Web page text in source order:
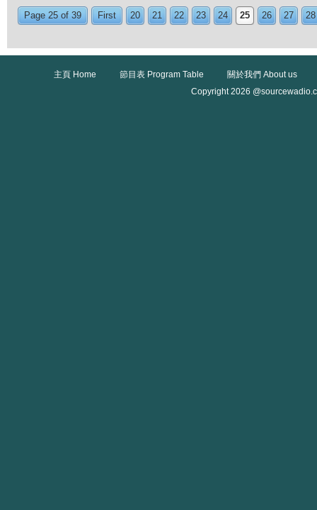
Page 25 of 39 First 20 21 22 23 24 25 26 27 28
主頁 Home 節目表 Program Table
關於我們 About us
Copyright 2026